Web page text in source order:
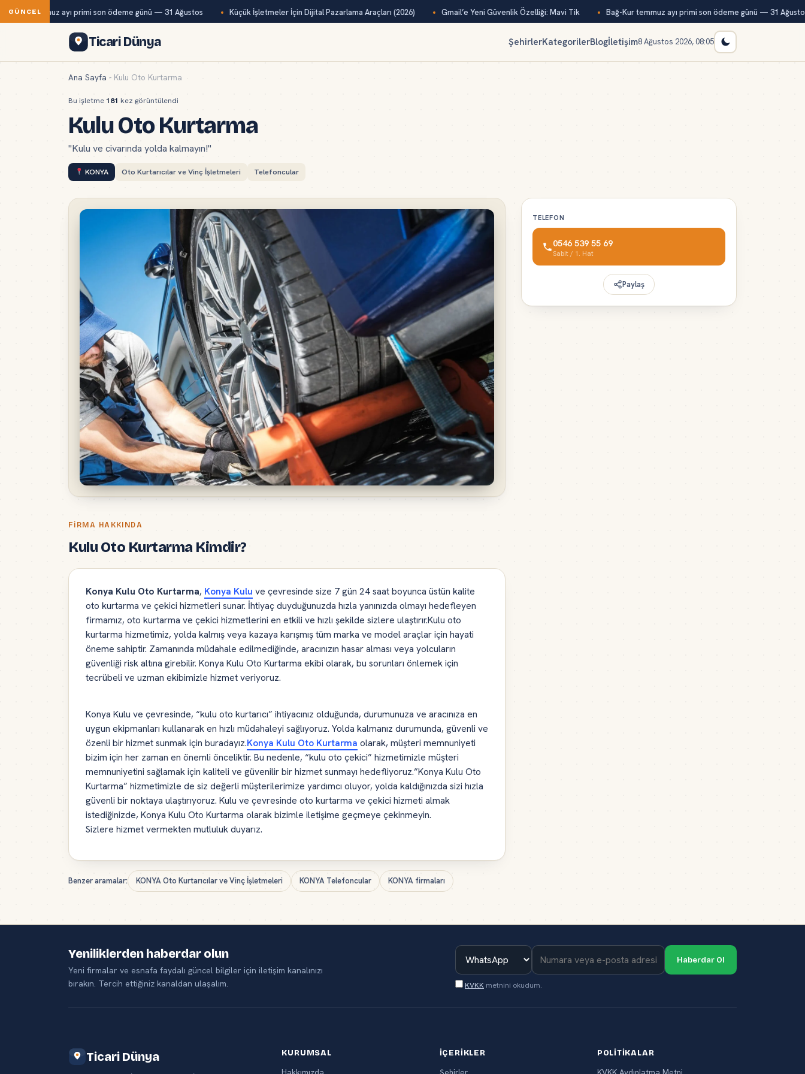
GÜNCEL
Kur temmuz ayı primi son ödeme günü — 31 Ağustos Küçük İşletmeler İçin Dijital Pazarlama Araçları (2026) Gmail’e Yeni Güvenlik Özelliği: Mavi Tik Bağ-Kur temmuz ayı primi son ödeme günü — 31 Ağustos
Ticari Dünya ŞehirlerKategorilerBlogİletişim8 Ağustos 2026, 08:05
Ana Sayfa - Kulu Oto Kurtarma
Bu işletme181 kez görüntülendi
Kulu Oto Kurtarma
"Kulu ve civarında yolda kalmayın!"
KONYA Oto Kurtarıcılar ve Vinç İşletmeleri Telefoncular
FIRMA HAKKINDA
Kulu Oto Kurtarma Kimdir?
Konya Kulu Oto Kurtarma, Konya Kulu ve çevresinde size 7 gün 24 saat boyunca üstün kalite
oto kurtarma ve çekici hizmetleri sunar. İhtiyaç duyduğunuzda hızla yanınızda olmayı hedefleyen
firmamız, oto kurtarma ve çekici hizmetlerini en etkili ve hızlı şekilde sizlere ulaştırır.Kulu oto
kurtarma hizmetimiz, yolda kalmış veya kazaya karışmış tüm marka ve model araçlar için hayati
öneme sahiptir. Zamanında müdahale edilmediğinde, aracınızın hasar alması veya yolcuların
güvenliği risk altına girebilir. Konya Kulu Oto Kurtarma ekibi olarak, bu sorunları önlemek için
tecrübeli ve uzman ekibimizle hizmet veriyoruz.
Konya Kulu ve çevresinde, “kulu oto kurtarıcı” ihtiyacınız olduğunda, durumunuza ve aracınıza en
uygun ekipmanları kullanarak en hızlı müdahaleyi sağlıyoruz. Yolda kalmanız durumunda, güvenli ve
özenli bir hizmet sunmak için buradayız.Konya Kulu Oto Kurtarma olarak, müşteri memnuniyeti
bizim için her zaman en önemli önceliktir. Bu nedenle, “kulu oto çekici” hizmetimizle müşteri
memnuniyetini sağlamak için kaliteli ve güvenilir bir hizmet sunmayı hedefliyoruz.”Konya Kulu Oto
Kurtarma” hizmetimizle de siz değerli müşterilerimize yardımcı oluyor, yolda kaldığınızda sizi hızla
güvenli bir noktaya ulaştırıyoruz. Kulu ve çevresinde oto kurtarma ve çekici hizmeti almak
istediğinizde, Konya Kulu Oto Kurtarma olarak bizimle iletişime geçmeye çekinmeyin.
Sizlere hizmet vermekten mutluluk duyarız.
Benzer aramalar: KONYA Oto Kurtarıcılar ve Vinç İşletmeleri KONYA Telefoncular KONYA firmaları
TELEFON
0546 539 55 69
Sabit / 1. Hat
Paylaş
Yeniliklerden haberdar olun
Yeni firmalar ve esnafa faydalı güncel bilgiler için iletişim kanalınızı
bırakın. Tercih ettiğiniz kanaldan ulaşalım.
Haberdar Ol
KVKK metnini okudum.
Ticari Dünya KURUMSAL İÇERIKLER POLITIKALAR